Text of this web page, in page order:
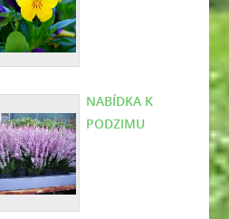
NABÍDKA K
PODZIMU